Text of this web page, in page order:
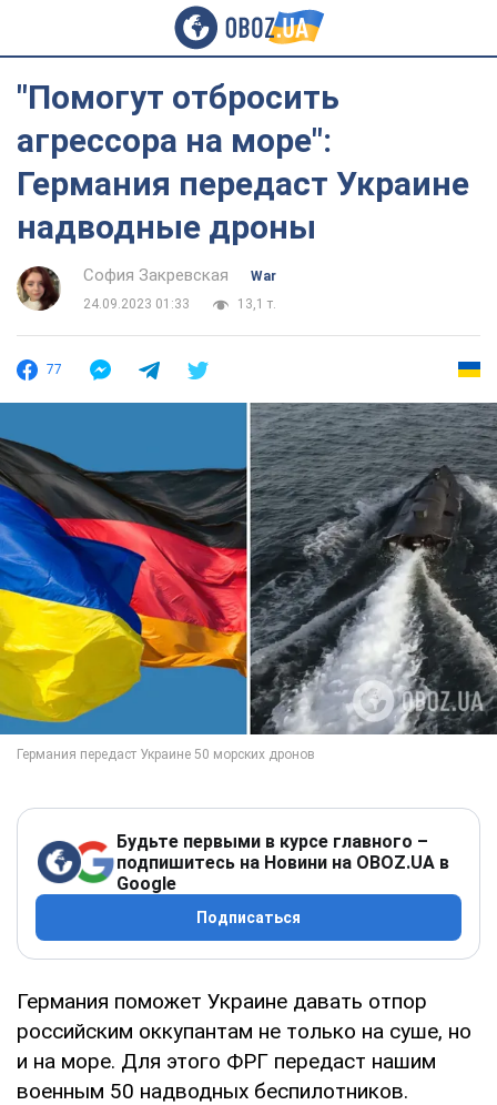
"Помогут отбросить
агрессора на море":
Германия передаст Украине
надводные дроны
София Закревская
War
24.09.2023 01:33
13,1 т.
77
Будьте первыми в курсе главного –
подпишитесь на Новини на OBOZ.UA в
Google
Подписаться
Германия поможет Украине давать отпор
российским оккупантам не только на суше, но
и на море. Для этого ФРГ передаст нашим
военным 50 надводных беспилотников.